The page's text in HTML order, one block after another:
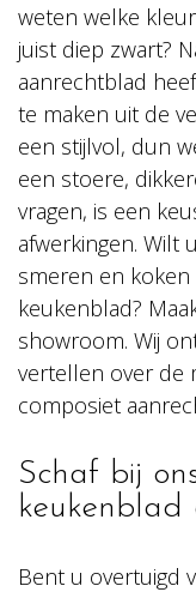
weten welke
juist diep zwart?
aanrechtblad
te maken uit de
een stijlvol, dun
een stoere,
vragen, is een
afwerkingen. Wilt
smeren en
keukenblad?
showroom. Wij
vertellen over de
composiet
Schaf bij
keukenblad
Bent u overtuigd